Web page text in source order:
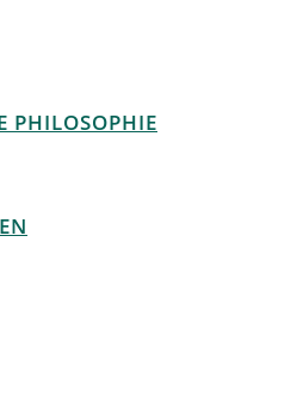
PHILOSOPHIE